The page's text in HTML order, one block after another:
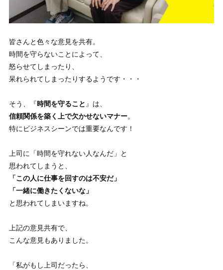
皆さんと色々な意見を共有。
時間を守らないことによって、
怒らせてしまったり、
呆れられてしまったりするようです・・・
そう、『時間を守ること 』は、
信頼関係を築く上で欠かせないマナー。
特にビジネスシーンでは重要なんです！
上司に「時間を守れない人なんだ」と
思われてしまうと、
「この人に仕事を回すのは不安だ」
「一緒に働きたくないな」
と思われてしまいますね。
上記の意見共有で、
こんな意見もありました。
「私がもし上司だったら、